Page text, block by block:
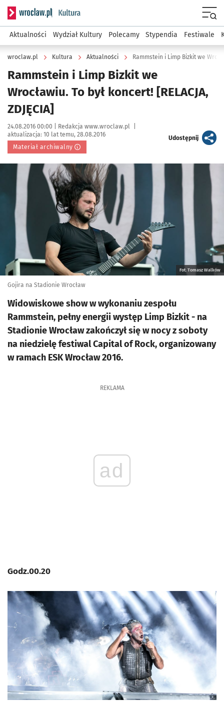
Serwis informacyjny wroclaw.pl podserwis: Kultura
Aktualności Wydział Kultury Polecamy Stypendia Festiwale
wroclaw.pl Kultura Aktualności Rammstein i Limp Bizkit we
Rammstein i Limp Bizkit we
Wrocławiu. To był koncert! [RELACJA,
ZDJĘCIA]
Data publikacji:
24.08.2016 00:00 | Autor:
Redakcja www.wroclaw.pl
aktualizacja: 10 lat temu, 28.08.2016
Materiał archiwalny
Udostępnijartykuł
Kliknij, aby powiększyć
Fot. Tomasz Walków
Gojira na Stadionie Wrocław
Widowiskowe show w wykonaniu zespołu
Rammstein, pełny energii występ Limp Bizkit - na
Stadionie Wrocław zakończył się w nocy z soboty
na niedzielę festiwal Capital of Rock, organizowany
w ramach ESK Wrocław 2016.
REKLAMA
ad
Godz.00.20